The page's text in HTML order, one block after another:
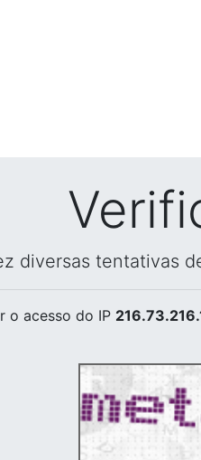
diversas tentativas
o acesso do IP